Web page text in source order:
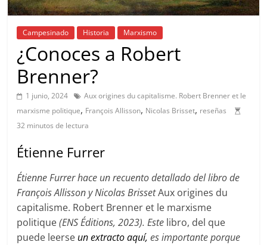
Campesinado Historia Marxismo
¿Conoces a Robert
Brenner?
1 junio, 2024
Aux origines du capitalisme. Robert Brenner et le
marxisme politique, François Allisson, Nicolas Brisset, reseñas
32 minutos de lectura
Étienne Furrer
Étienne Furrer hace un recuento detallado del libro de
François Allisson y Nicolas BrissetAux origines du
capitalisme. Robert Brenner et le marxisme
politique(ENS Éditions, 2023). Este libro, del que
puede leerse un extracto aquí, es importante porque